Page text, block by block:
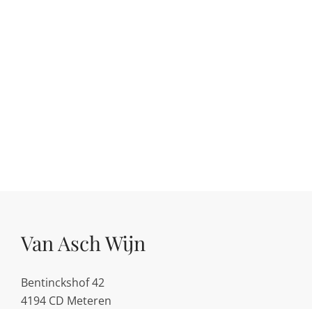
Van Asch Wijn
Bentinckshof 42
4194 CD Meteren